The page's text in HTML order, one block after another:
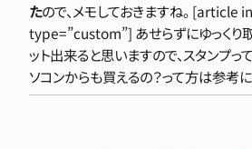
たので、メモしておきますね。
type=”custom”] あせらずにゆっくり
ット出来ると思いますので、スタンプっ
ソコンからも買えるの？って方は参考